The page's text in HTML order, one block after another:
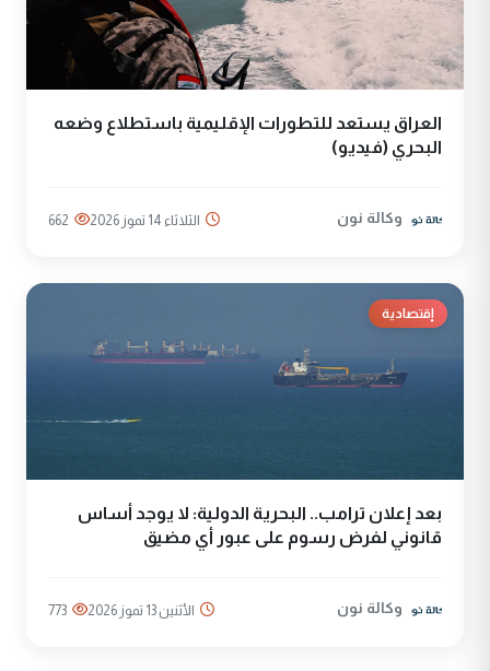
العراق يستعد للتطورات الإقليمية باستطلاع وضعه
البحري (فيديو)
وكالة نون الثلاثاء 14 تموز 2026 662
إقتصادية
بعد إعلان ترامب.. البحرية الدولية: لا يوجد أساس
قانوني لفرض رسوم على عبور أي مضيق
وكالة نون الأثنين 13 تموز 2026 773